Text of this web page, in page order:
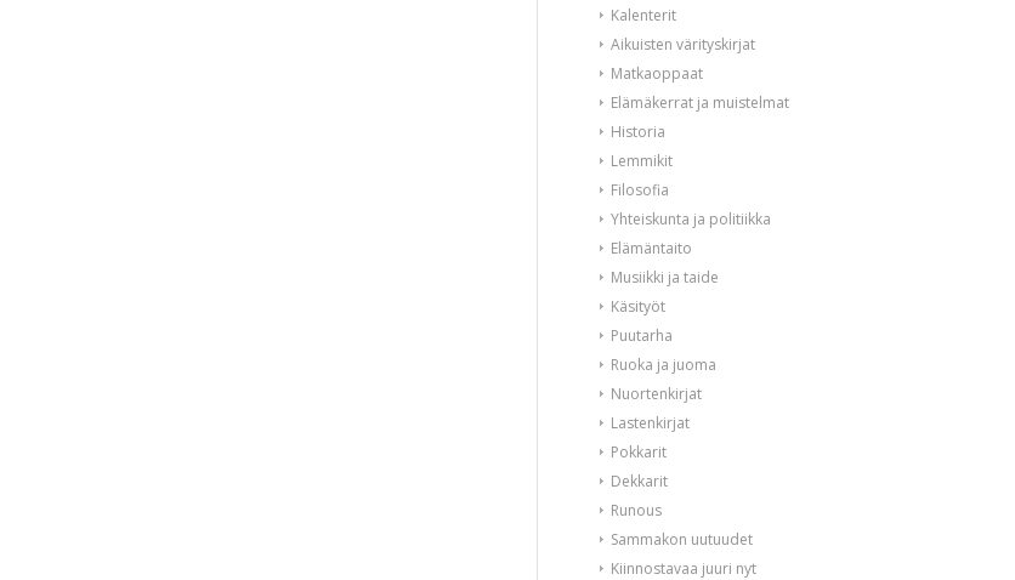
Kalenterit
Aikuisten värityskirjat
Matkaoppaat
Elämäkerrat ja muistelmat
Historia
Lemmikit
Filosofia
Yhteiskunta ja politiikka
Elämäntaito
Musiikki ja taide
Käsityöt
Puutarha
Ruoka ja juoma
Nuortenkirjat
Lastenkirjat
Pokkarit
Dekkarit
Runous
Sammakon uutuudet
Kiinnostavaa juuri nyt